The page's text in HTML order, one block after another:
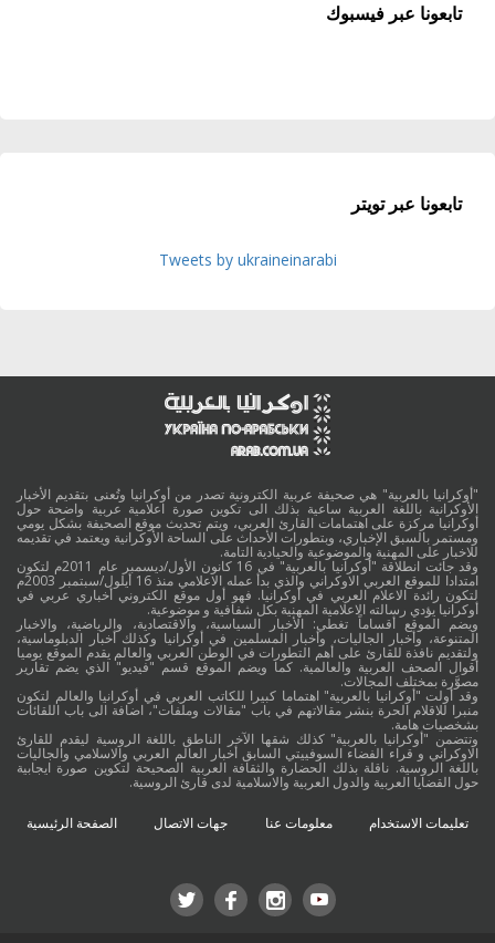
تابعونا عبر فيسبوك
تابعونا عبر تويتر
Tweets by ukraineinarabi
"أوكرانيا بالعربية" هي صحيفة عربية الكترونية تصدر من أوكرانيا وتُعنى بتقديم الأخبار
الأوكرانية باللغة العربية ساعية بذلك الى تكوين صورة اعلامية عربية واضحة حول
أوكرانيا مركزة على اهتمامات القارئ العربي، ويتم تحديث موقع الصحيفة بشكل يومي
ومستمر بالسبق الإخباري، وبتطورات الأحداث على الساحة الأوكرانية ويعتمد في تقديمه
للاخبار على المهنية والموضوعية والحيادية التامة.
وقد جائت انطلاقة "أوكرانيا بالعربية" في 16 كانون الأول/ديسمبر عام 2011م لتكون
امتدادا للموقع العربي الاوكراني والذي بدأ عمله الاعلامي منذ 16 أيلول/سبتمبر 2003م
لتكون رائدة الاعلام العربي في أوكرانيا. فهو أول موقع الكتروني أخباري عربي في
أوكرانيا يؤدي رسالته الاعلامية المهنية بكل شفافية و موضوعية.
ويضم الموقع أقساماً تغطي: الأخبار السياسية، والاقتصادية، والرياضية، والاخبار
المتنوعة، وأخبار الجاليات، وأخبار المسلمين في أوكرانيا وكذلك أخبار الدبلوماسية،
ولتقديم نافذة للقارئ على أهم التطورات في الوطن العربي والعالم يقدم الموقع يوميا
أقوال الصحف العربية والعالمية. كما ويضم الموقع قسم "فيديو" الذي يضم تقارير
مصوَّرة بمختلف المجالات.
وقد أولت "أوكرانيا بالعربية" اهتماما كبيرا للكاتب العربي في أوكرانيا والعالم لتكون
منبرا للاقلام الحرة بنشر مقالاتهم في باب "مقالات وملفات"، اضافة الى باب اللقائات
بشخصيات هامة.
وتتضمن "أوكرانيا بالعربية" كذلك شقها الآخر الناطق باللغة الروسية ليقدم للقارئ
الاوكراني و قراء الفضاء السوفييتي السابق أخبار العالم العربي والاسلامي والجاليات
باللغة الروسية. ناقلة بذلك الحضارة والثقافة العربية الصحيحة لتكوين صورة ايجابية
حول القضايا العربية والدول العربية والاسلامية لدى قارئ الروسية.
تعليمات الاستخدام معلومات عنا جهات الاتصال الصفحة الرئيسية